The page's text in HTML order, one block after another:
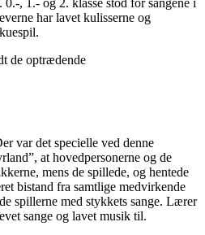
har lavet kulisserne og
de optrædende
var det specielle ved denne
at hovedpersonerne og de
mens de spillede, og hentede
bistand fra samtlige medvirkende
spillerne med stykkets sange. Lærer
sange og lavet musik til.